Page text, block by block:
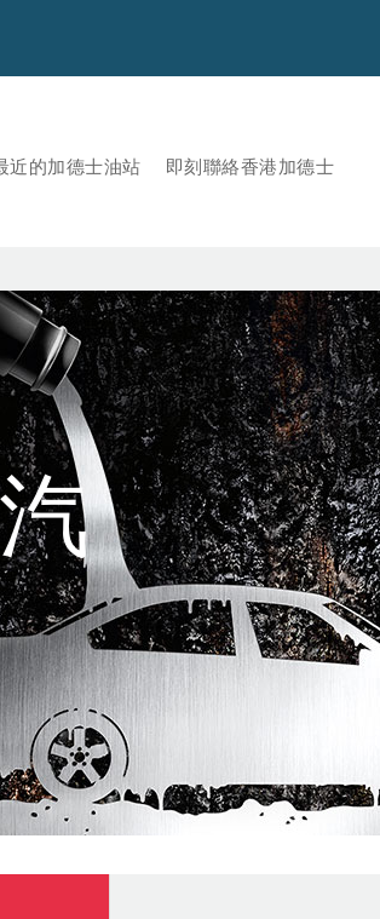
近的加德士油站 即刻聯絡香港加德士